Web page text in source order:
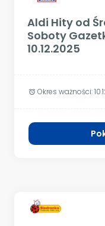
Aldi Hity od
Soboty
10.12.2025
alarm Okres ważności: